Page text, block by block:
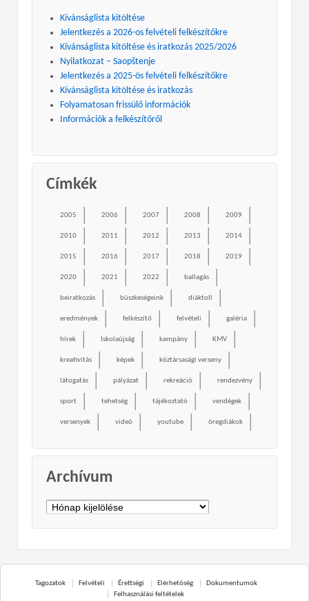
Kívánságlista kitöltése
Jelentkezés a 2026-os felvételi felkészítőkre
Kívánságlista kitöltése és iratkozás 2025/2026
Nyilatkozat – Saopštenje
Jelentkezés a 2025-ös felvételi felkészítőkre
Kívánságlista kitöltése és iratkozás
Folyamatosan frissülő információk
Információk a felkészítőről
Címkék
2005 2006 2007 2008 2009
2010 2011 2012 2013 2014
2015 2016 2017 2018 2019
2020 2021 2022 ballagás
beiratkozás büszkeségeink diáktoll
eredmények felkészítő felvételi galéria
hírek Iskolaújság kampány KMV
kreativítás képek köztársasági verseny
látogatás pályázat rekreáció rendezvény
sport tehetség tájékoztató vendégek
versenyek videó youtube öregdiákok
Archívum
Archívum
Tagozatok Felvételi Érettségi Elérhetőség
Dokumentumok
Felhasználási feltételek